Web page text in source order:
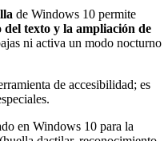
de Windows 10 permite
texto y la ampliación de
ni activa un modo nocturno
de accesibilidad; es
en Windows 10 para la